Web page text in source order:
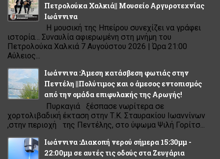
Πετρολούκα Χαλκιά|| Μουσείο Αργυροτεχνίας
Ιωάννινα
Η μουσική της Ηπείρου συνεχίζει να γράφει
ιστορία… Συναυλία αφιερωμένη στη μνήμη του
Πετρολούκα Χαλκιά 7 Αυγούστου 2026 | Ώρα 21:00
Αύλειος...
Ιωάννινα :Άμεση κατάσβεση φωτιάς στην
Πεντέλη ||Πολύτιμος και ο άμεσος εντοπισμός
από την ομάδα επιφυλακής της Αρωγής!
Πυρκαγιά ξέσπασε νωρίτερα σε
χορτολιβαδική έκταση στην Τ.Κ. Σταυρακίου Ιωαννίνων
,στην περιοχή της Πεντέλης, στο ύψωμα Ψιλή Γορίτσ...
Ιωάννινα :Διακοπή νερού σήμερα 15:30μμ -
22:00μμ σε αυτές τις οδούς στα Ζευγάρια